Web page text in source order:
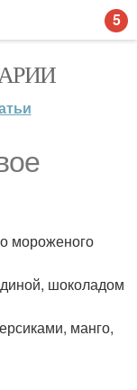
мороженого
шоколадом
манго,
5